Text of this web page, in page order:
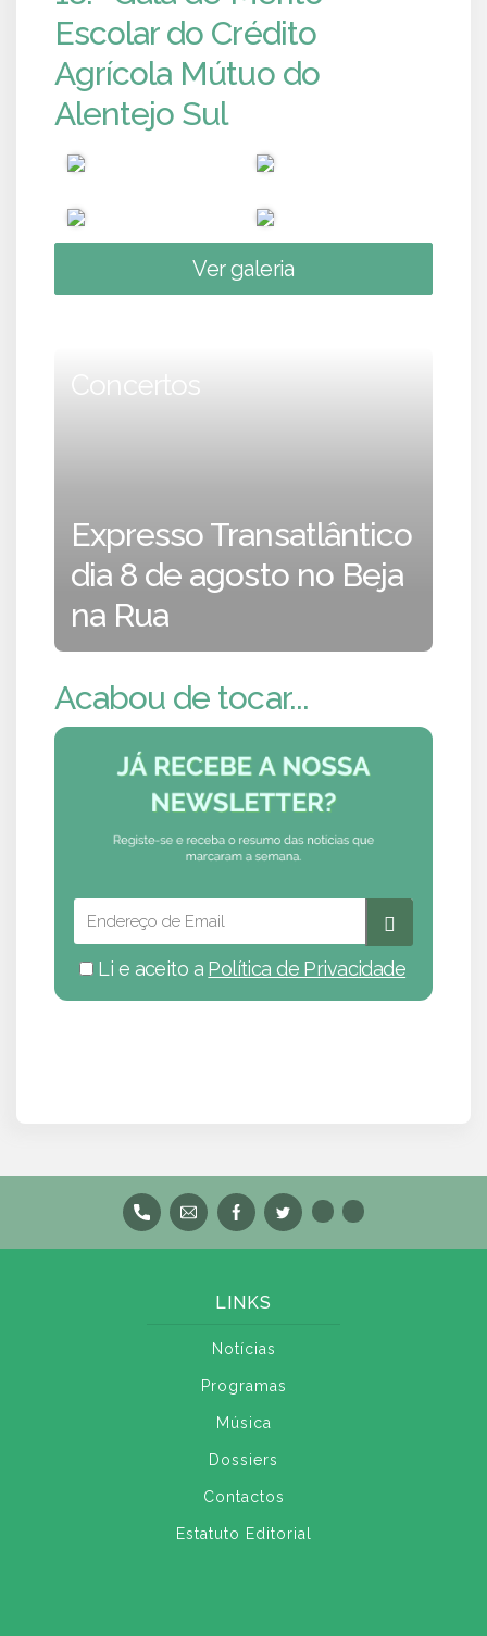
Escolar do Crédito
Agrícola Mútuo do
Alentejo Sul
Ver galeria
Concertos
Expresso Transatlântico
dia 8 de agosto no Beja
na Rua
Acabou de tocar...
Li e aceito a Política de Privacidade
LINKS
Notícias
Programas
Música
Dossiers
Contactos
Estatuto Editorial